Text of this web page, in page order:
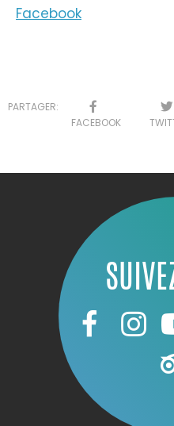
Facebook
PARTAGER:
FACEBOOK